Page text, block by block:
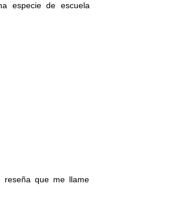
especie de escuela
que me llame